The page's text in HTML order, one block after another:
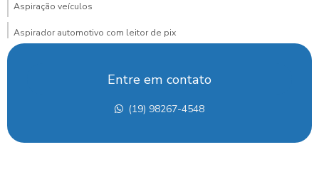
Aspiração veículos
Aspirador automotivo com leitor de pix
Aspirador de carros para lava rapido
Aspirador de carros portátil preço
Entre em contato
(19) 98267-4548